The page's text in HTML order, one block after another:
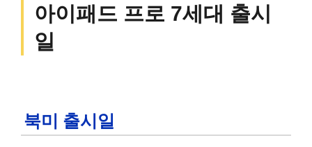
아이패드 프로 7세대 출시
일
북미 출시일